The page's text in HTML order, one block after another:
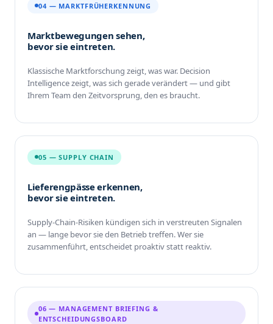
04 — MARKTFRÜHERKENNUNG
Marktbewegungen sehen,
bevor sie eintreten.
Klassische Marktforschung zeigt, was war. Decision
Intelligence zeigt, was sich gerade verändert — und gibt
Ihrem Team den Zeitvorsprung, den es braucht.
05 — SUPPLY CHAIN
Lieferengpässe erkennen,
bevor sie eintreten.
Supply-Chain-Risiken kündigen sich in verstreuten Signalen
an — lange bevor sie den Betrieb treffen. Wer sie
zusammenführt, entscheidet proaktiv statt reaktiv.
06 — MANAGEMENT BRIEFING &
ENTSCHEIDUNGSBOARD